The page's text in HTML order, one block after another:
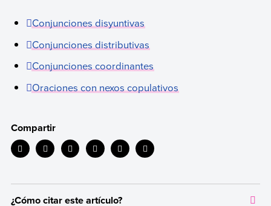
Conjunciones disyuntivas
Conjunciones distributivas
Conjunciones coordinantes
Oraciones con nexos copulativos
Compartir
¿Cómo citar este artículo?